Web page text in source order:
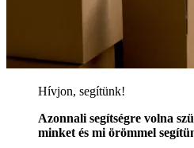
Hívjon, segítünk!
Azonnali segítségre volna
minket és mi örömmel